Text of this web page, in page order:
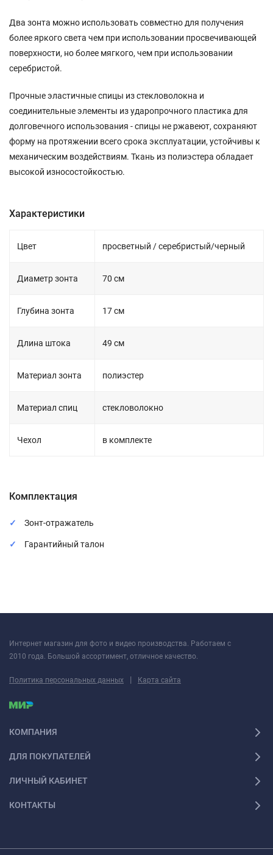
Два зонта можно использовать совместно для получения
более яркого света чем при использовании просвечивающей
поверхности, но более мягкого, чем при использовании
серебристой.
Прочные эластичные спицы из стекловолокна и
соединительные элементы из ударопрочного пластика для
долговечного использования - спицы не ржавеют, сохраняют
форму на протяжении всего срока эксплуатации, устойчивы к
механическим воздействиям. Ткань из полиэстера обладает
высокой износостойкостью.
Характеристики
Цвет просветный / серебристый/черный
Диаметр зонта 70 см
Глубина зонта 17 см
Длина штока 49 см
Материал зонта полиэстер
Материал спиц стекловолокно
Чехол в комплекте
Комплектация
Зонт-отражатель
Гарантийный талон
Интернет магазин для фото и видео производства. Работаем с
2010 года. Большой ассортимент, отличное качество.
Политика персональных данных | Карта сайта
КОМПАНИЯ
ДЛЯ ПОКУПАТЕЛЕЙ
ЛИЧНЫЙ КАБИНЕТ
КОНТАКТЫ